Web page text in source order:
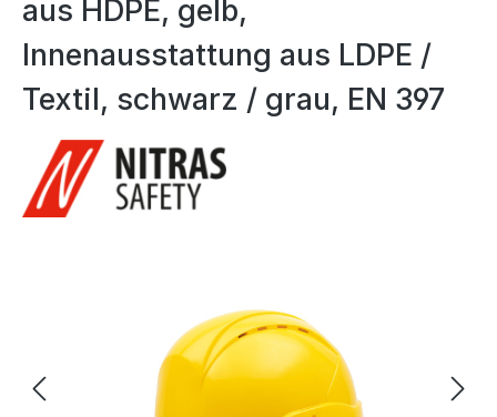
aus HDPE, gelb,
Innenausstattung aus LDPE /
Textil, schwarz / grau, EN 397